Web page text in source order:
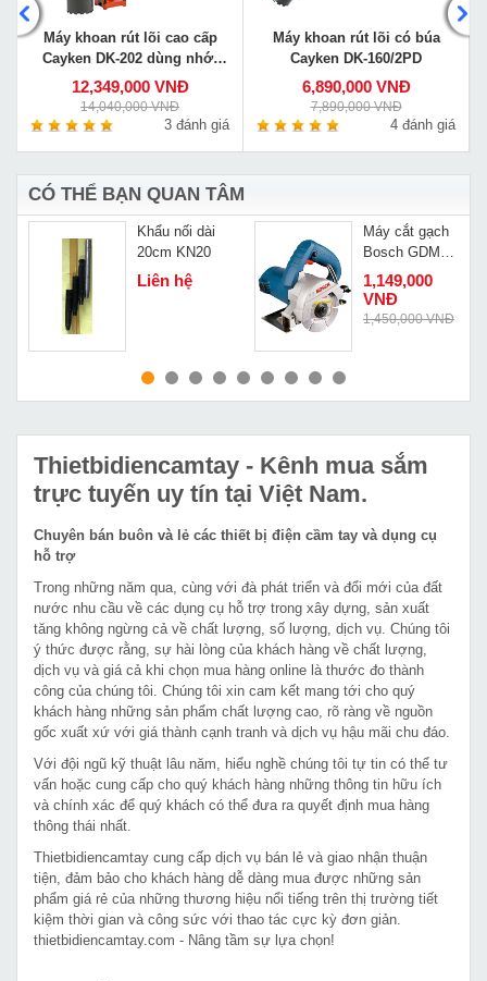
Máy khoan rút lõi cao cấp
Cayken DK-202 dùng nhớt
bôi trơn như động cơ ô tô
12,349,000 VNĐ
14,040,000 VNĐ
3 đánh giá
Máy khoan rút lõi có búa
Cayken DK-160/2PD
6,890,000 VNĐ
7,890,000 VNĐ
4 đánh giá
CÓ THỂ BẠN QUAN TÂM
MUA NGAY
Khẩu nối dài
20cm KN20
Liên hệ
MUA NGAY
Máy cắt gạch
Bosch GDM
121
1,149,000
VNĐ
1,450,000 VNĐ
Thietbidiencamtay - Kênh mua sắm
trực tuyến uy tín tại Việt Nam.
Chuyên bán buôn và lẻ các thiết bị điện cầm tay và dụng cụ
hỗ trợ
Trong những năm qua, cùng với đà phát triển và đổi mới của đất
nước nhu cầu về các dụng cụ hỗ trợ trong xây dựng, sản xuất
tăng không ngừng cả về chất lượng, số lượng, dịch vụ. Chúng tôi
ý thức được rằng, sự hài lòng của khách hàng về chất lượng,
dịch vụ và giá cả khi chọn mua hàng online là thước đo thành
công của chúng tôi. Chúng tôi xin cam kết mang tới cho quý
khách hàng những sản phẩm chất lượng cao, rõ ràng về nguồn
gốc xuất xứ với giá thành cạnh tranh và dịch vụ hậu mãi chu đáo.
Với đội ngũ kỹ thuật lâu năm, hiểu nghề chúng tôi tự tin có thể tư
vấn hoặc cung cấp cho quý khách hàng những thông tin hữu ích
và chính xác để quý khách có thể đưa ra quyết định mua hàng
thông thái nhất.
Thietbidiencamtay cung cấp dịch vụ bán lẻ và giao nhận thuận
tiện, đảm bảo cho khách hàng dễ dàng mua được những sản
phẩm giá rẻ của những thương hiệu nổi tiếng trên thị trường tiết
kiệm thời gian và công sức với thao tác cực kỳ đơn giản.
thietbidiencamtay.com - Nâng tầm sự lựa chọn!